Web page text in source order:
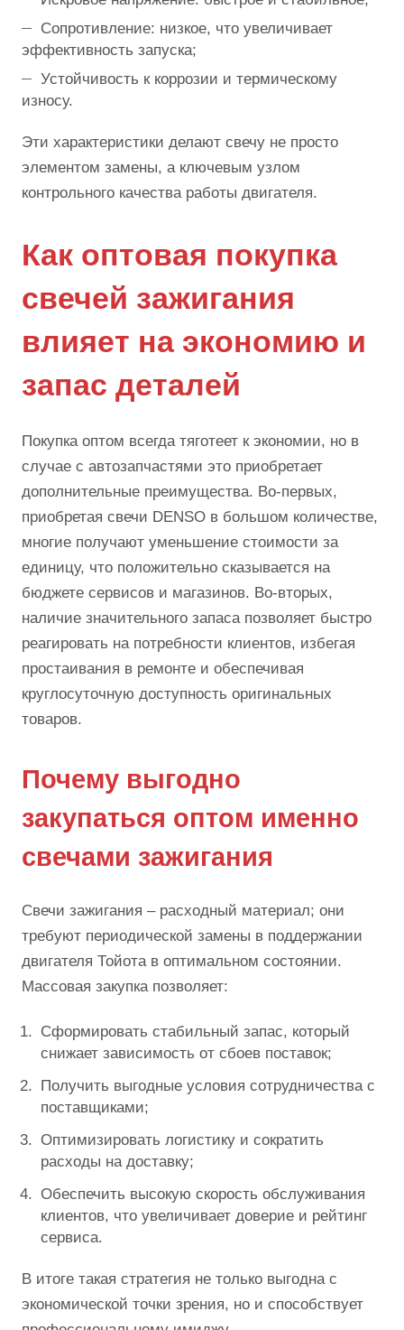
Сопротивление: низкое, что увеличивает
эффективность запуска;
Устойчивость к коррозии и термическому
износу.
Эти характеристики делают свечу не просто
элементом замены, а ключевым узлом
контрольного качества работы двигателя.
Как оптовая покупка
свечей зажигания
влияет на экономию и
запас деталей
Покупка оптом всегда тяготеет к экономии, но в
случае с автозапчастями это приобретает
дополнительные преимущества. Во-первых,
приобретая свечи DENSO в большом количестве,
многие получают уменьшение стоимости за
единицу, что положительно сказывается на
бюджете сервисов и магазинов. Во-вторых,
наличие значительного запаса позволяет быстро
реагировать на потребности клиентов, избегая
простаивания в ремонте и обеспечивая
круглосуточную доступность оригинальных
товаров.
Почему выгодно
закупаться оптом именно
свечами зажигания
Свечи зажигания – расходный материал; они
требуют периодической замены в поддержании
двигателя Тойота в оптимальном состоянии.
Массовая закупка позволяет:
Сформировать стабильный запас, который
снижает зависимость от сбоев поставок;
Получить выгодные условия сотрудничества с
поставщиками;
Оптимизировать логистику и сократить
расходы на доставку;
Обеспечить высокую скорость обслуживания
клиентов, что увеличивает доверие и рейтинг
сервиса.
В итоге такая стратегия не только выгодна с
экономической точки зрения, но и способствует